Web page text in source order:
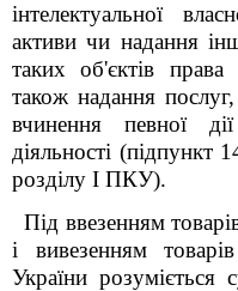
інтелектуальної
активи чи надання
таких об'єктів права
також надання
вчинення певної
діяльності (підпункт
розділу I ПКУ).
Під ввезенням
і вивезенням
України розуміється